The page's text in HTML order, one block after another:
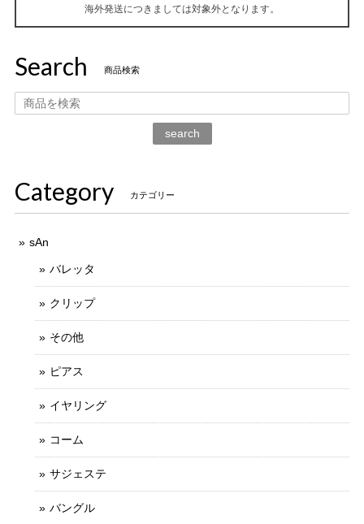
海外発送につきましては対象外となります。
Search 商品検索
search
Category カテゴリー
sAn
バレッタ
クリップ
その他
ピアス
イヤリング
コーム
サジェステ
バングル